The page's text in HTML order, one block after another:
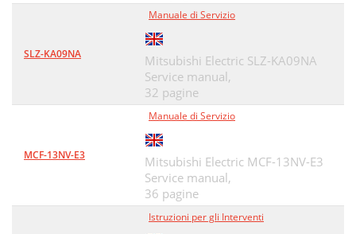
SLZ-KA09NA
Manuale di Servizio
Mitsubishi Electric SLZ-KA09NA
Service manual,
32 pagine
MCF-13NV-E3
Manuale di Servizio
Mitsubishi Electric MCF-13NV-E3
Service manual,
36 pagine
Istruzioni per gli Interventi